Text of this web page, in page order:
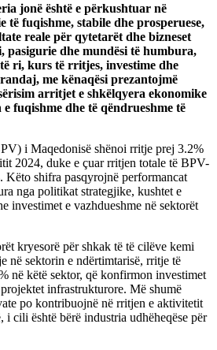
jonë është e përkushtuar në
të fuqishme, stabile dhe prosperuese,
reale për qytetarët dhe bizneset
pasigurie dhe mundësi të humbura,
ri, kurs të rritjes, investime dhe
me kënaqësi prezantojmë
arritjet e shkëlqyera ekonomike
fuqishme dhe të qëndrueshme të
i Maqedonisë shënoi rritje prej 3.2%
2024, duke e çuar rritjen totale të BPV-
Këto shifra pasqyrojnë performancat
nga politikat strategjike, kushtet e
investimet e vazhdueshme në sektorët
kryesorë për shkak të të cilëve kemi
në sektorin e ndërtimtarisë, rritje të
në këtë sektor, që konfirmon investimet
infrastrukturore. Më shumë
po kontribuojnë në rritjen e aktivitetit
i cili është bërë industria udhëheqëse për